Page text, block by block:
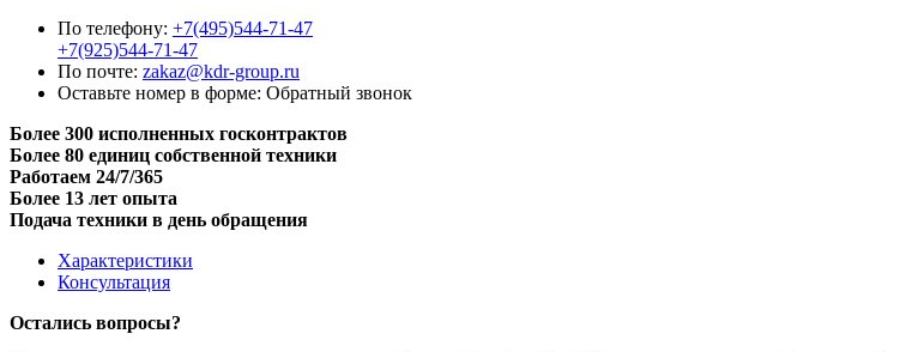
По телефону: +7(495)544-71-47
+7(925)544-71-47
По почте: zakaz@kdr-group.ru
Оставьте номер в форме: Обратный звонок
Более 300 исполненных госконтрактов
Более 80 единиц собственной техники
Работаем 24/7/365
Более 13 лет опыта
Подача техники в день обращения
Характеристики
Консультация
Остались вопросы?